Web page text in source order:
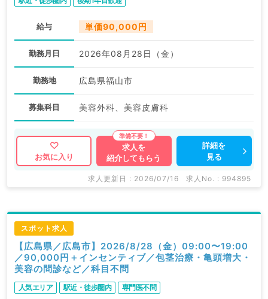
給与 単価90,000円
勤務月日 2026年08月28日（金）
勤務地 広島県福山市
募集科目 美容外科、美容皮膚科
お気に入り
求人を
紹介してもらう
詳細を
見る
求人更新日 : 2026/07/16 求人No. : 994895
スポット求人
【広島県／広島市】2026/8/28（金）09:00〜19:00
／90,000円＋インセンティブ／包茎治療・亀頭増大・
美容の問診など／科目不問
人気エリア 駅近・徒歩圏内 専門医不問